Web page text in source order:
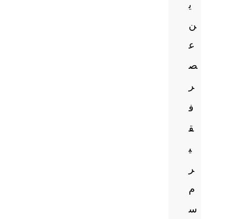
ی
ن
ع
ص
ر
ف
ق
ی
ر
م
س